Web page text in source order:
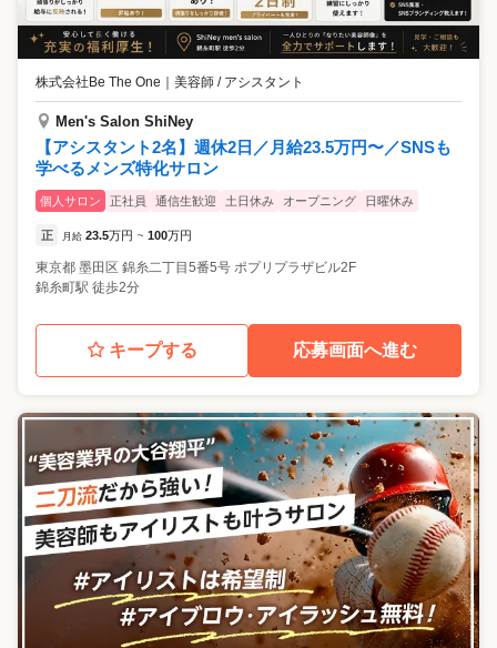
株式会社Be The One 美容師 / アシスタント
Men's Salon ShiNey
【アシスタント2名】週休2日／月給23.5万円〜／SNSも
学べるメンズ特化サロン
個人サロン 正社員 通信生歓迎 土日休み オープニング 日曜休み
正 月給 23.5万円 ~ 100万円
東京都 墨田区 錦糸二丁目5番5号 ポプリプラザビル2F
錦糸町駅 徒歩2分
キープする 応募画面へ進む